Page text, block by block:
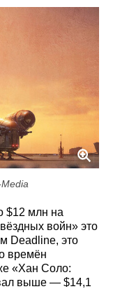
$12 млн на
войн» это
Deadline, это
времён
«Хан Соло:
выше — $14,1